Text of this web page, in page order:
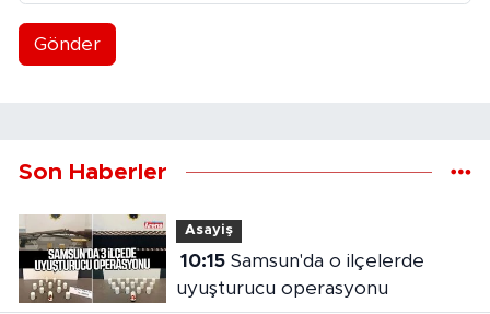
Gönder
Son Haberler
Asayiş
10:15Samsun'da o ilçelerde
uyuşturucu operasyonu